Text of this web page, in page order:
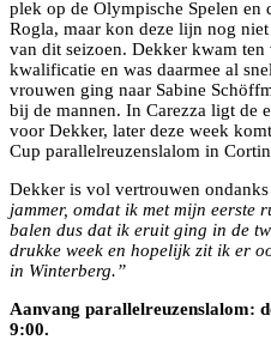
plek op de Olympische Spelen en
Rogla, maar kon deze lijn nog
van dit seizoen. Dekker kwam
kwalificatie en was daarmee al
vrouwen ging naar Sabine
bij de mannen. In Carezza ligt de
voor Dekker, later deze week
Cup parallelreuzenslalom in
Dekker is vol vertrouwen
jammer, omdat ik met mijn eerste
balen dus dat ik eruit ging in de
drukke week en hopelijk zit ik er
in Winterberg.”
Aanvang parallelreuzenslalom:
9:00.